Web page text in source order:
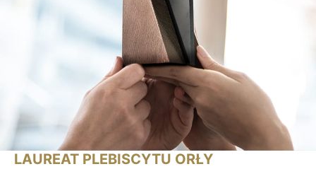
LAUREAT PLEBISCYTU ORŁY